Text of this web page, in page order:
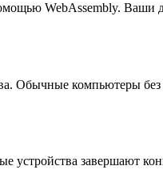
WebAssembly. Ваши
Обычные компьютеры
устройства завершают